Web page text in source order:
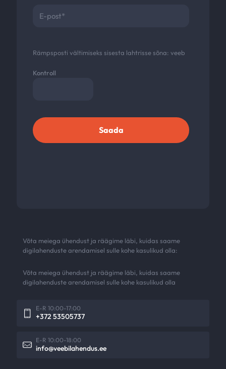
Rämpsposti vältimiseks sisesta lahtrisse sõna: veeb
Kontroll
Võta meiega ühendust ja räägime läbi, kuidas saame
digilahenduste arendamisel sulle kohe kasulikud olla:
Võta meiega ühendust ja räägime läbi, kuidas saame
digilahenduste arendamisel sulle kohe kasulikud olla
+372 53505737
E-R 10:00-17:00
info@veebilahendus.ee
E-R 10:00-18:00